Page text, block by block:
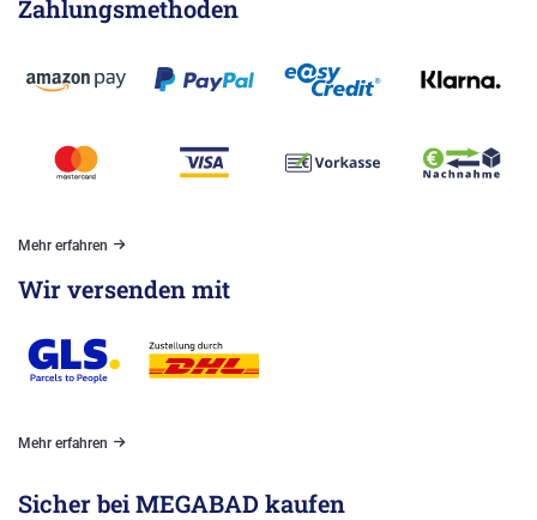
Zahlungsmethoden
Mehr erfahren
Wir versenden mit
Mehr erfahren
Sicher bei MEGABAD kaufen